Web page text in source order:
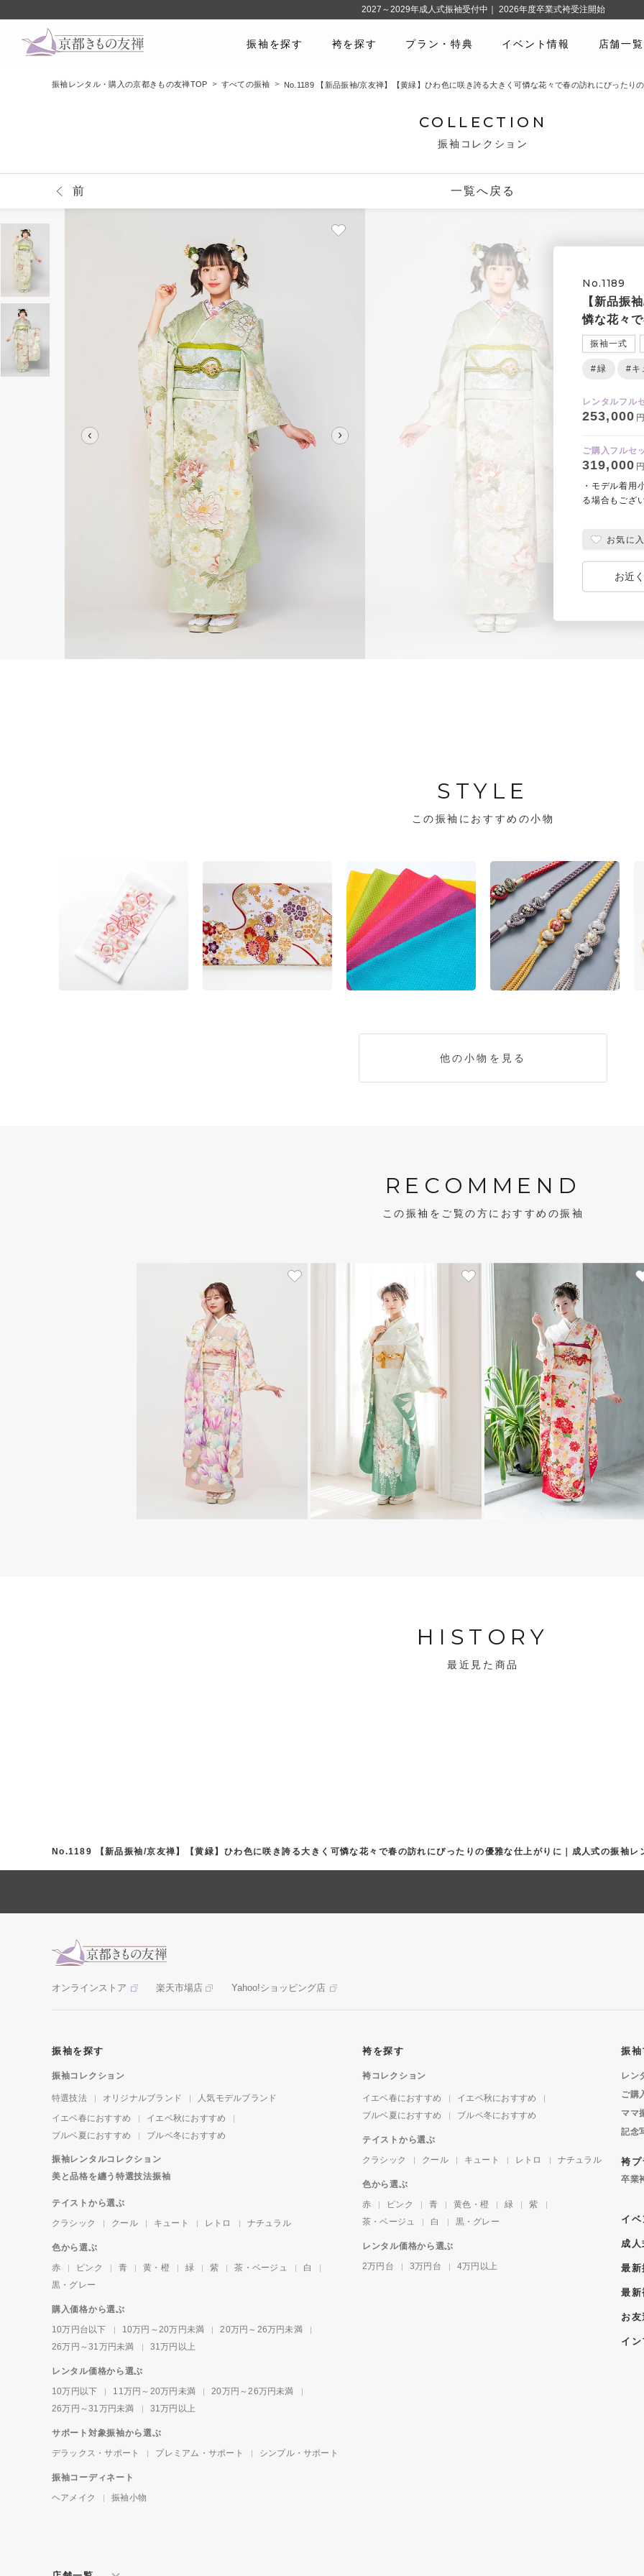
振袖を探す 袴を探す プラン・特典 イベント情報 店舗一覧
振袖レンタル・購入の京都きもの友禅TOP すべての振袖 No.1189 【新品振袖/京友禅】【黄緑】ひわ色に咲き誇る大きく可憐な花々で春の訪れにぴったり
COLLECTION
振袖コレクション
前 一覧へ戻る
No.1189
【新品振
憐な花々
振袖一式
#緑 #キ
レンタルフル
253,000
ご購入フルセ
319,000
・モデル着用
る場合もござ
お気に
お近
STYLE
この振袖におすすめの小物
他の小物を見る
RECOMMEND
この振袖をご覧の方におすすめの振袖
HISTORY
最近見た商品
No.1189 【新品振袖/京友禅】【黄緑】ひわ色に咲き誇る大きく可憐な花々で春の訪れにぴったりの優雅な仕上がりに｜成人式の振袖レ
オンラインストア 楽天市場店 Yahoo!ショッピング店
振袖を探す
振袖コレクション
特選技法 オリジナルブランド
人気モデルブランド
イエベ春におすすめ
イエベ秋におすすめ
ブルベ夏におすすめ
ブルベ冬におすすめ
振袖レンタルコレクション
美と品格を纏う特選技法振袖
テイストから選ぶ
クラシック
クール キュート レトロ ナチュラル
色から選ぶ
赤
ピンク 青 黄・橙 緑 紫 茶・ベージュ
白
黒・グレー
購入価格から選ぶ
10万円台以下
10万円～20万円未満
20万円～26万円未満
26万円～31万円未満
31万円以上
レンタル価格から選ぶ
10万円以下
11万円～20万円未満
20万円～26万円未満
26万円～31万円未満
31万円以上
サポート対象振袖から選ぶ
デラックス・サポート
プレミアム・サポート シンプル・サポート
振袖コーディネート
ヘアメイク
振袖小物
袴を探す
袴コレクション
イエベ春におすすめ
イエベ秋におすすめ
ブルベ夏におすすめ
ブルベ冬におすすめ
テイストから選ぶ
クラシック
クール キュート レトロ ナチュラル
色から選ぶ
赤
ピンク 青 黄色・橙 緑
紫
茶・ベージュ
白 黒・グレー
レンタル価格から選ぶ
2万円台
3万円台 4万円以上
振袖
レン
ご購
ママ
記念
袴プ
卒業
イベ
成
最
最
お
イ
2027～2029年成人式振袖受付中｜ 2026年度卒業式袴受注開始